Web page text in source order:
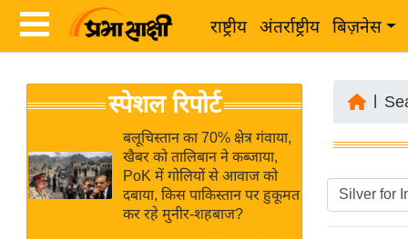
राष्ट्रीय अंतर्राष्ट्रीय बिज़नेस
News
Hindi
Hindi
ब
र
स्पेशल रिपोर्ट
बलूचिस्तान का 70% क्षेत्र गंवाया,
खैबर को तालिबान ने कब्जाया,
PoK में गोलियों से आवाज को
दबाया, किस पाकिस्तान पर हुकूमत
कर रहे मुनीर-शहबाज?